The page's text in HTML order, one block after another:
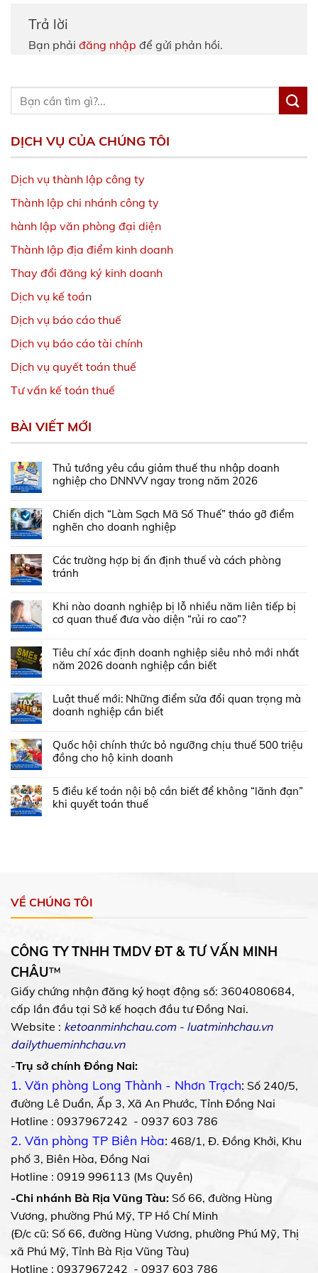
Trả lời
Bạn phải đăng nhập để gửi phản hồi.
DỊCH VỤ CỦA CHÚNG TÔI
Dịch vụ thành lập công ty
Thành lập chi nhánh công ty
hành lập văn phòng đại diện
Thành lập địa điểm kinh doanh
Thay đổi đăng ký kinh doanh
Dịch vụ kế toán
Dịch vụ báo cáo thuế
Dịch vụ báo cáo tài chính
Dịch vụ quyết toán thuế
Tư vấn kế toán thuế
BÀI VIẾT MỚI
Thủ tướng yêu cầu giảm thuế thu nhập doanh
nghiệp cho DNNVV ngay trong năm 2026
Chiến dịch “Làm Sạch Mã Số Thuế” tháo gỡ điểm
nghẽn cho doanh nghiệp
Các trường hợp bị ấn định thuế và cách phòng
tránh
Khi nào doanh nghiệp bị lỗ nhiều năm liên tiếp bị
cơ quan thuế đưa vào diện “rủi ro cao”?
Tiêu chí xác định doanh nghiệp siêu nhỏ mới nhất
năm 2026 doanh nghiệp cần biết
Luật thuế mới: Những điểm sửa đổi quan trọng mà
doanh nghiệp cần biết
Quốc hội chính thức bỏ ngưỡng chịu thuế 500 triệu
đồng cho hộ kinh doanh
5 điều kế toán nội bộ cần biết để không “lãnh đạn”
khi quyết toán thuế
VỀ CHÚNG TÔI
CÔNG TY TNHH TMDV ĐT & TƯ VẤN MINH
CHÂU™
Giấy chứng nhận đăng ký hoạt động số: 3604080684,
cấp lần đầu tại Sở kế hoạch đầu tư Đồng Nai.
Website : ketoanminhchau.com- luatminhchau.vn
dailythueminhchau.vn
-Trụ sở chính Đồng Nai:
1. Văn phòng Long Thành - Nhơn Trạch: Số 240/5,
đường Lê Duẩn, Ấp 3, Xã An Phước, Tỉnh Đồng Nai
Hotline : 0937967242 - 0937 603 786
2. Văn phòng TP Biên Hòa: 468/1, Đ. Đồng Khởi, Khu
phố 3, Biên Hòa, Đồng Nai
Hotline : 0919 996113 (Ms Quyên)
-Chi nhánh Bà Rịa Vũng Tàu: Số 66, đường Hùng
Vương, phường Phú Mỹ, TP Hồ Chí Minh
(Đ/c cũ: Số 66, đường Hùng Vương, phường Phú Mỹ, Thị
xã Phú Mỹ, Tỉnh Bà Rịa Vũng Tàu)
Hotline : 0937967242 - 0937 603 786